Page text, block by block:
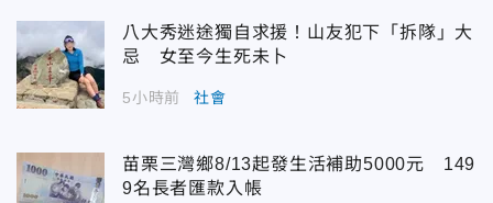
八大秀迷途獨自求援！山友犯下「拆隊」大
忌 女至今生死未卜
5小時前 社會
苗栗三灣鄉8/13起發生活補助5000元 149
9名長者匯款入帳